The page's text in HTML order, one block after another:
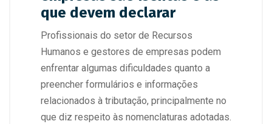
que devem declarar
Profissionais do setor de Recursos
Humanos e gestores de empresas podem
enfrentar algumas dificuldades quanto a
preencher formulários e informações
relacionados à tributação, principalmente no
que diz respeito às nomenclaturas adotadas.